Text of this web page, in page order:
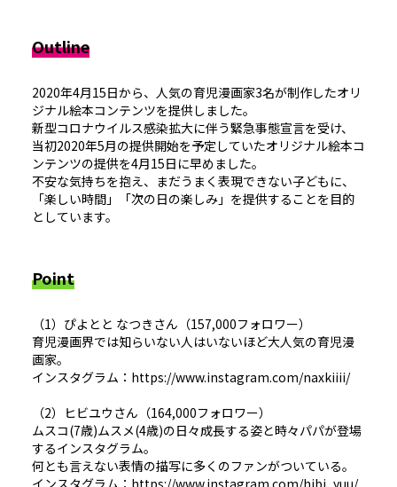
Outline
2020年4月15日から、人気の育児漫画家3名が制作したオリ
ジナル絵本コンテンツを提供しました。
新型コロナウイルス感染拡大に伴う緊急事態宣言を受け、
当初2020年5月の提供開始を予定していたオリジナル絵本コ
ンテンツの提供を4月15日に早めました。
不安な気持ちを抱え、まだうまく表現できない子どもに、
「楽しい時間」「次の日の楽しみ」を提供することを目的
としています。
Point
（1）ぴよとと なつきさん（157,000フォロワー）
育児漫画界では知らいない人はいないほど大人気の育児漫
画家。
インスタグラム：https://www.instagram.com/naxkiiii/
（2）ヒビユウさん（164,000フォロワー）
ムスコ(7歳)ムスメ(4歳)の日々成長する姿と時々パパが登場
するインスタグラム。
何とも言えない表情の描写に多くのファンがついている。